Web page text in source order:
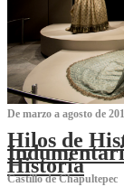
De marzo a agosto de
Hilos de
Historia
Castillo de Chapultepec